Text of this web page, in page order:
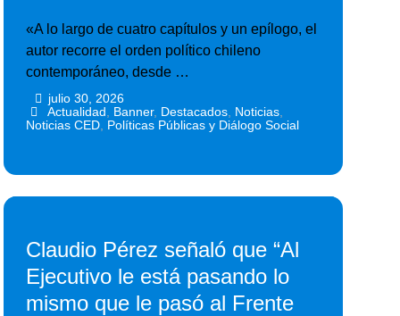
«A lo largo de cuatro capítulos y un epílogo, el
autor recorre el orden político chileno
contemporáneo, desde …
julio 30, 2026
Actualidad Banner, Destacados, Noticias,
Noticias CED Políticas Públicas y Diálogo Social
Claudio Pérez señaló que “Al
Ejecutivo le está pasando lo
mismo que le pasó al Frente